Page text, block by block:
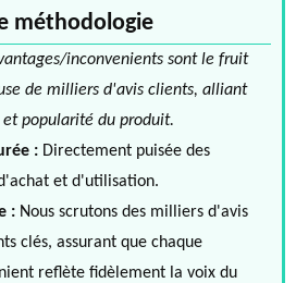
méthodologie
inconvenients sont le fruit
de milliers d'avis clients, alliant
popularité du produit.
: Directement puisée des
et d'utilisation.
: Nous scrutons des milliers d'avis
clés, assurant que chaque
reflète fidèlement la voix du